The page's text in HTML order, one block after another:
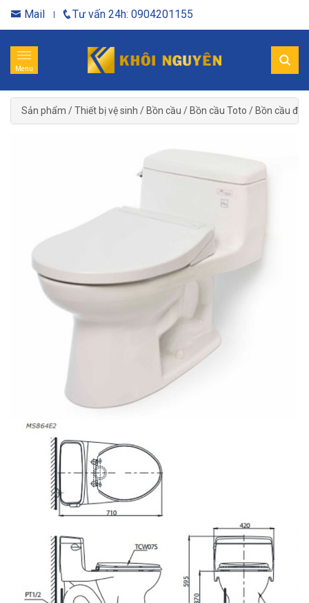
Mail Tư vấn 24h: 0904201155
Menu
Sản phẩm /Thiết bị vệ sinh / Bồn cầu / Bồn cầu Toto / Bồn cầu